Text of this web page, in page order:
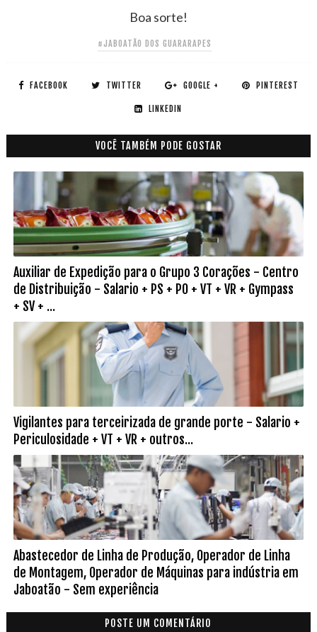
Boa sorte!
#JABOATÃO DOS GUARARAPES
FACEBOOK TWITTER GOOGLE + PINTEREST
LINKEDIN
VOCÊ TAMBÉM PODE GOSTAR
Auxiliar de Expedição para o Grupo 3 Corações - Centro
de Distribuição - Salario + PS + PO + VT + VR + Gympass
+ SV + ...
Vigilantes para terceirizada de grande porte - Salario +
Periculosidade + VT + VR + outros...
Abastecedor de Linha de Produção, Operador de Linha
de Montagem, Operador de Máquinas para indústria em
Jaboatão - Sem experiência
POSTE UM COMENTÁRIO